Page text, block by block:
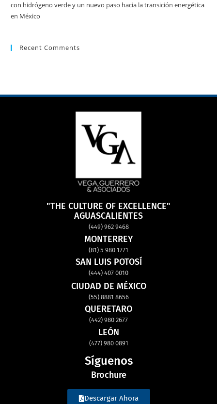
con hidrógeno verde y un nuevo paso hacia la transición energética
en México
Recent Comments
"THE CULTURE OF EXCELLENCE"
AGUASCALIENTES
(449) 962 9468
MONTERREY
(81) 5 980 1771
SAN LUIS POTOSÍ
(444) 407 0010
CIUDAD DE MÉXICO
(55) 8881 8656
QUERETARO
(442) 980 2677
LEÓN
(477) 980 0891
Síguenos
Brochure
Descargar Ahora